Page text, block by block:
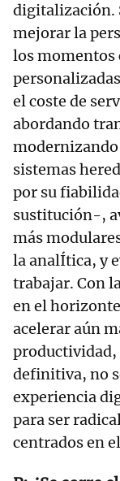
digitalización.
mejorar la
los momentos
el coste de
abordando
sistemas
por su
sustitución-,
más
la analÍtica, y
trabajar. Con
en el
acelerar aún
productividad,
definitiva, no
experiencia
para ser
centrados en